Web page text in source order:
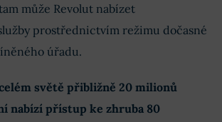
může Revolut nabízet
prostřednictvím režimu dočasné
úřadu.
světě přibližně 20 milionů
nabízí přístup ke zhruba 80